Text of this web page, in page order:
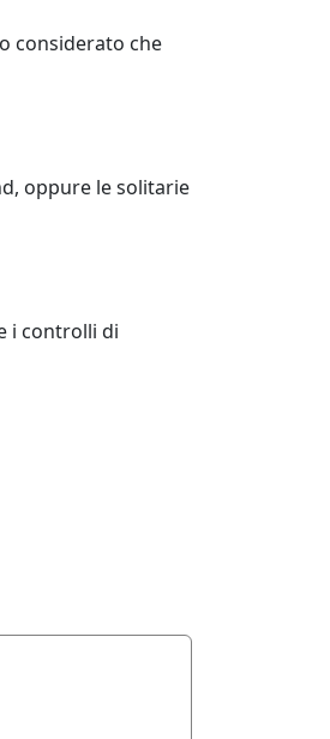
considerato che
oppure le solitarie
i controlli di